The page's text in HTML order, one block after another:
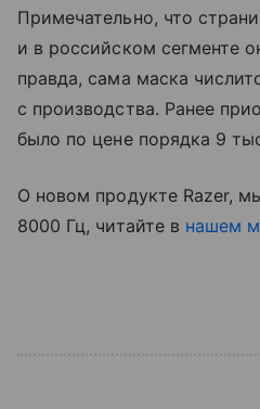
Примечательно, что
и в российском сегменте
правда, сама маска
с производства. Ранее
было по цене порядка 9
О новом продукте Razer,
8000 Гц, читайте в нашем